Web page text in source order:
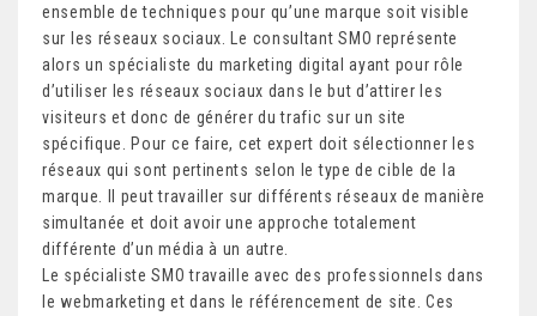
ensemble de techniques pour qu’une marque soit visible
sur les réseaux sociaux. Le consultant SMO représente
alors un spécialiste du marketing digital ayant pour rôle
d’utiliser les réseaux sociaux dans le but d’attirer les
visiteurs et donc de générer du trafic sur un site
spécifique. Pour ce faire, cet expert doit sélectionner les
réseaux qui sont pertinents selon le type de cible de la
marque. Il peut travailler sur différents réseaux de manière
simultanée et doit avoir une approche totalement
différente d’un média à un autre.
Le spécialiste SMO travaille avec des professionnels dans
le webmarketing et dans le référencement de site. Ces